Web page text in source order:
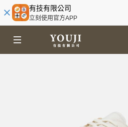
有技有限公司
立刻使用官方APP